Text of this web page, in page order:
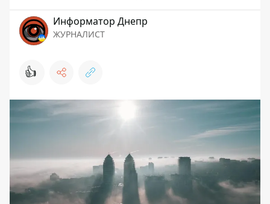
Информатор Днепр
ЖУРНАЛИСТ
👍